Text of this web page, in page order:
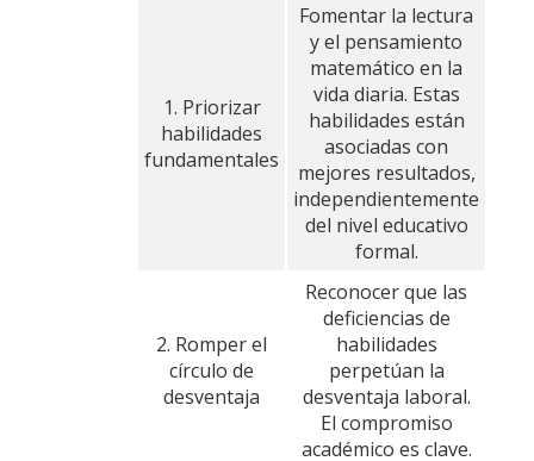
1. Priorizar
habilidades
fundamentales
Fomentar la lectura
y el pensamiento
matemático en la
vida diaria. Estas
habilidades están
asociadas con
mejores resultados,
independientemente
del nivel educativo
formal.
2. Romper el
círculo de
desventaja
Reconocer que las
deficiencias de
habilidades
perpetúan la
desventaja laboral.
El compromiso
académico es clave.